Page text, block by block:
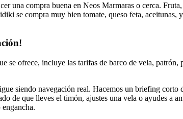
una compra buena en Neos Marmaras o cerca.
se compra muy bien tomate, queso feta, aceitunas,
se ofrece, incluye las tarifas de barco de vela,
siendo navegación real. Hacemos un briefing
de que lleves el timón, ajustes una vela o ayudes